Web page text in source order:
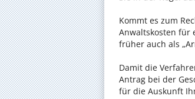
Kommt es zum
Anwaltskosten für
früher auch als
Damit die
Antrag bei der
für die Auskunft